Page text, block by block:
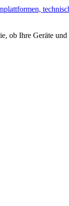
ob Ihre Geräte